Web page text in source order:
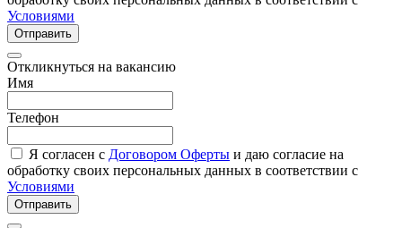
Условиями
Отправить
Откликнуться на вакансию
Имя
Телефон
Я согласен с Договором Оферты и даю согласие на
обработку своих персональных данных в соответствии с
Условиями
Отправить